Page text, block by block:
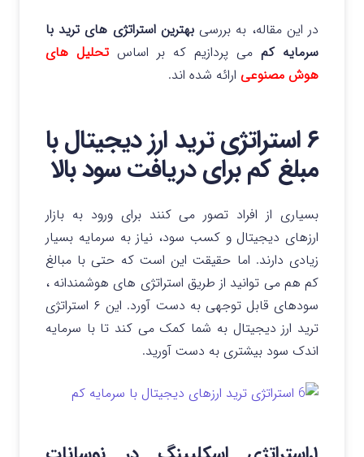
در این مقاله، به بررسیبهترین استراتژی‌ های ترید با
سرمایه کم می‌ پردازیم که بر اساس تحلیل‌ های
هوش مصنوعی ارائه شده اند.
۶ استراتژی ترید ارز دیجیتال با
مبلغ کم برای دریافت سود بالا
بسیاری از افراد تصور می‌ کنند برای ورود به بازار
ارزهای دیجیتال و کسب سود، نیاز به سرمایه‌ بسیار
زیادی دارند. اما حقیقت این است که حتی با مبالغ
کم هم می‌ توانید از طریق استراتژی‌ های هوشمندانه ،
سودهای قابل توجهی به دست آورد. این ۶ استراتژی
ترید ارز دیجیتال به شما کمک می کند تا با سرمایه
اندک سود بیشتری به دست آورید.